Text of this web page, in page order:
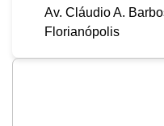
Av. Cláudio A.
Florianópolis